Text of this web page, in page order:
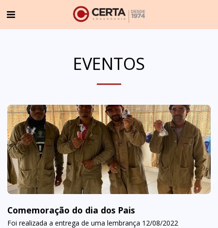
EVENTOS
Comemoração do dia dos Pais
Foi realizada a entrega de uma lembrança 12/08/2022